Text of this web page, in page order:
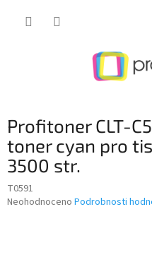
Profitoner CLT-
toner cyan pro
3500 str.
T0591
Průměrné
Neohodnoceno Podrobnosti